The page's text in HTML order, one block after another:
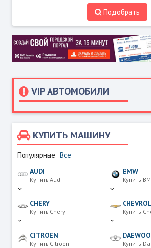
VIP АВТОМОБИЛИ
КУПИТЬ МАШИНУ
Популярные Все
AUDI
Купить Audi
BMW
Купить
CHERY
Купить Chery Купить
CITROEN
Купить Citroen
DAEWOO
Купить
Подобрать